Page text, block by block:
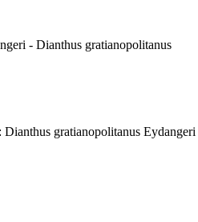
- Dianthus gratianopolitanus
gratianopolitanus Eydangeri